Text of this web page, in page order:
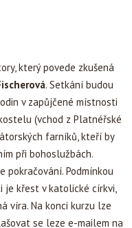
který povede zkušená
. Setkání budou
v zapůjčené místnosti
(vchod z Platnéřské
farníků, kteří by
při bohoslužbách.
pokračování. Podmínkou
křest v katolické církvi,
víra. Na konci kurzu lze
se leze e-mailem na